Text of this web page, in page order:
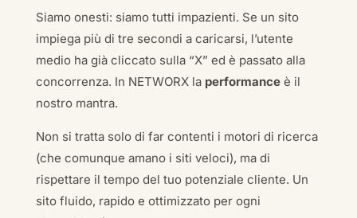
Siamo onesti: siamo tutti impazienti. Se un sito
impiega più di tre secondi a caricarsi, l’utente
medio ha già cliccato sulla “X” ed è passato alla
concorrenza. In NETWORX la performanceè il
nostro mantra.
Non si tratta solo di far contenti i motori di ricerca
(che comunque amano i siti veloci), ma di
rispettare il tempo del tuo potenziale cliente. Un
sito fluido, rapido e ottimizzato per ogni